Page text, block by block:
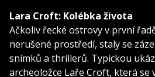
Lara Croft: Kolébka života
Ačkoliv řecké ostrovy v první
nerušené prostředí, staly se
snímků a thrillerů. Typickou
archeoložce Laře Croft, která se